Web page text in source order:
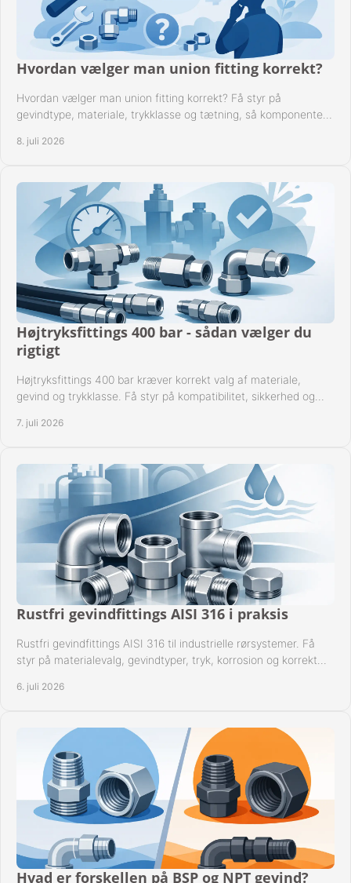
Hvordan vælger man union fitting korrekt?
Hvordan vælger man union fitting korrekt? Få styr på
gevindtype, materiale, trykklasse og tætning, så komponenten
8. juli 2026
Højtryksfittings 400 bar - sådan vælger du
rigtigt
Højtryksfittings 400 bar kræver korrekt valg af materiale,
gevind og trykklasse. Få styr på kompatibilitet, sikkerhed og
7. juli 2026
Rustfri gevindfittings AISI 316 i praksis
Rustfri gevindfittings AISI 316 til industrielle rørsystemer. Få
styr på materialevalg, gevindtyper, tryk, korrosion og korrekt
6. juli 2026
Hvad er forskellen på BSP og NPT gevind?